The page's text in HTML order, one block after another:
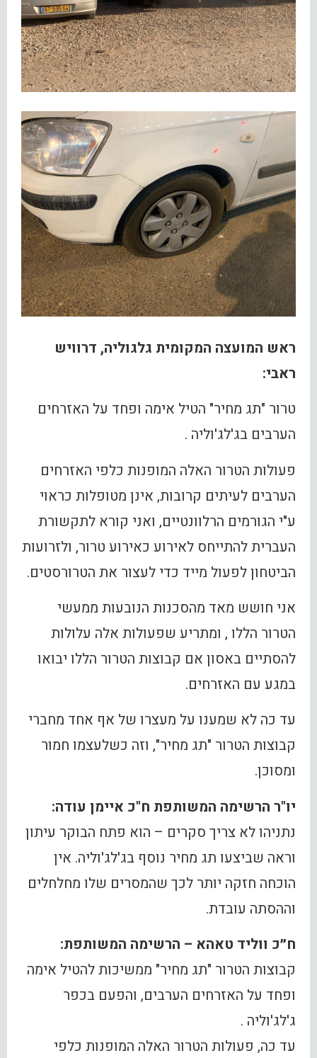
ראש המועצה המקומית גלגוליה, דרוויש
ראבי:
טרור "תג מחיר" הטיל אימה ופחד על האזרחים
הערבים בג'לג'וליה .
פעולות הטרור האלה המופנות כלפי האזרחים
הערבים לעיתים קרובות, אינן מטופלות כראוי
ע"י הגורמים הרלוונטיים, ואני קורא לתקשורת
העברית להתייחס לאירוע כאירוע טרור, ולזרועות
הביטחון לפעול מייד כדי לעצור את הטרורסטים.
אני חושש מאד מהסכנות הנובעות ממעשי
הטרור הללו , ומתריע שפעולות אלה עלולות
להסתיים באסון אם קבוצות הטרור הללו יבואו
במגע עם האזרחים.
עד כה לא שמענו על מעצרו של אף אחד מחברי
קבוצות הטרור "תג מחיר", וזה כשלעצמו חמור
ומסוכן.
יו"ר הרשימה המשותפת ח"כ איימן עודה:
‏נתניהו לא צריך סקרים – הוא פתח הבוקר עיתון
וראה שביצעו תג מחיר נוסף בג'לג'וליה. אין
הוכחה חזקה יותר לכך שהמסרים שלו מחלחלים
וההסתה עובדת.
ח״כ ווליד טאהא – הרשימה המשותפת:
קבוצות הטרור "תג מחיר" ממשיכות להטיל אימה
ופחד על האזרחים הערבים, והפעם בכפר
ג'לג'וליה .
עד כה, פעולות הטרור האלה המופנות כלפי